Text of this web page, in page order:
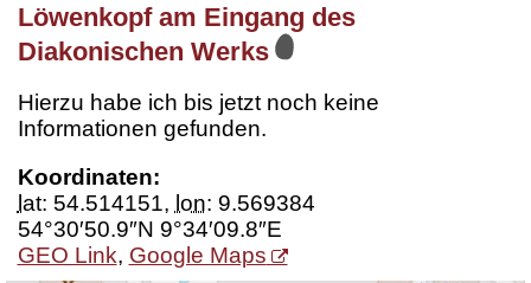
Löwenkopf am Eingang des
Diakonischen Werks
Hierzu habe ich bis jetzt noch keine
Informationen gefunden.
Koordinaten:
lat: 54.514151, lon: 9.569384
54°30′50.9″N 9°34′09.8″E
GEO Link, Google Maps